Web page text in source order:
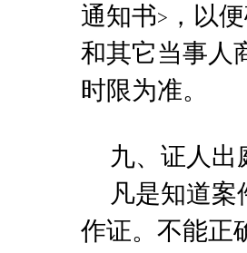
通知书> ，以
和其它当事人
时限为准。
九、证人出
凡是知道
作证。不能正